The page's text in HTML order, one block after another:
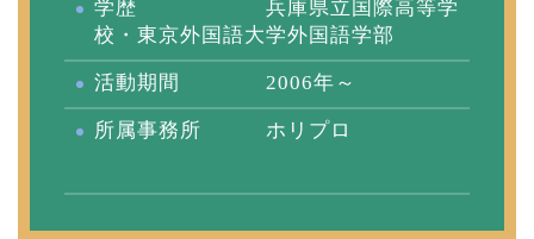
学歴 兵庫県立国際高等学
校・東京外国語大学外国語学部
活動期間 2006年～
所属事務所 ホリプロ